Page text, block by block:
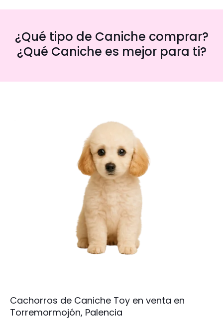
¿Qué tipo de Caniche comprar?
¿Qué Caniche es mejor para ti?
Cachorros de Caniche Toy en venta en
Torremormojón, Palencia